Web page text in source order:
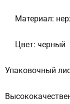
Материал:
Цвет: черный
Упаковочный